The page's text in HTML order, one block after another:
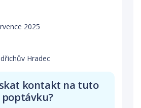
2025
Hradec
kontakt na tuto
poptávku?